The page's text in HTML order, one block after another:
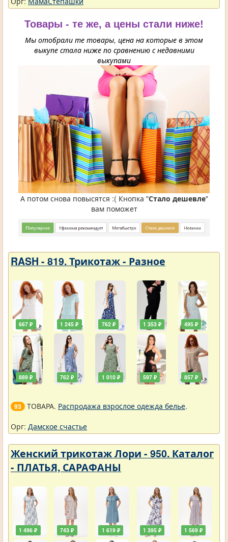
Товары - те же, а цены стали ниже!
Мы отобрали те товары, цена на которые в этом
выкупе стала ниже по сравнению с недавними
выкупами
А потом снова повысятся :( Кнопка "Стало дешевле"
вам поможет
RASH - 819. Трикотаж - Разное
667 ₽
889 ₽
1 245 ₽
762 ₽
762 ₽
1 010 ₽
1 353 ₽
597 ₽
495 ₽
857 ₽
93 ТОВАРА. Распродажа взрослое одежда белье.
Орг: Дамское счастье
Женский трикотаж Лори - 950. Каталог
- ПЛАТЬЯ, САРАФАНЫ
1 496 ₽ 743 ₽ 1 619 ₽ 1 395 ₽ 1 569 ₽